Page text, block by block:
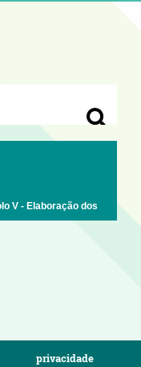
V - Elaboração dos
privacidade